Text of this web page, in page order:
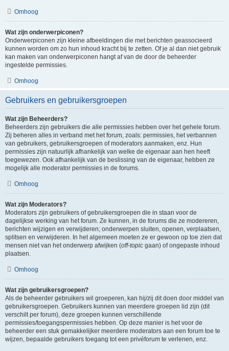
Omhoog
Wat zijn onderwerpiconen?
Onderwerpiconen zijn kleine afbeeldingen die met berichten geassocieerd
kunnen worden om zo hun inhoud kracht bij te zetten. Of je al dan niet gebruik
kan maken van onderwerpiconen hangt af van de door de beheerder
ingestelde permissies.
Omhoog
Gebruikers en gebruikersgroepen
Wat zijn Beheerders?
Beheerders zijn gebruikers die alle permissies hebben over het gehele forum.
Zij beheren alles in verband met het forum, zoals: permissies, het verbannen
van gebruikers, gebruikersgroepen of moderators aanmaken, enz. Hun
permissies zijn natuurlijk afhankelijk van welke de eigenaar aan hen heeft
toegewezen. Ook afhankelijk van de beslissing van de eigenaar, hebben ze
mogelijk alle moderator permissies in de forums.
Omhoog
Wat zijn Moderators?
Moderators zijn gebruikers of gebruikersgroepen die in staan voor de
dagelijkse werking van het forum. Ze kunnen, in de forums die ze modereren,
berichten wijzigen en verwijderen; onderwerpen sluiten, openen, verplaatsen,
splitsen en verwijderen. In het algemeen moeten ze er gewoon op toe zien dat
mensen niet van het onderwerp afwijken (off-topic gaan) of ongepaste inhoud
plaatsen.
Omhoog
Wat zijn gebruikersgroepen?
Als de beheerder gebruikers wil groeperen, kan hij/zij dit doen door middel van
gebruikersgroepen. Gebruikers kunnen van meerdere groepen lid zijn (dit
verschilt per forum), deze groepen kunnen verschillende
permissies/toegangspermissies hebben. Op deze manier is het voor de
beheerder een stuk gemakkelijker meerdere moderators aan een forum toe te
wijzen, bepaalde gebruikers toegang tot een privéforum te verlenen, enz.